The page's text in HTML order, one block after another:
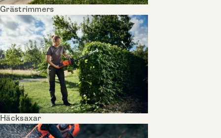
Grästrimmers
Häcksaxar